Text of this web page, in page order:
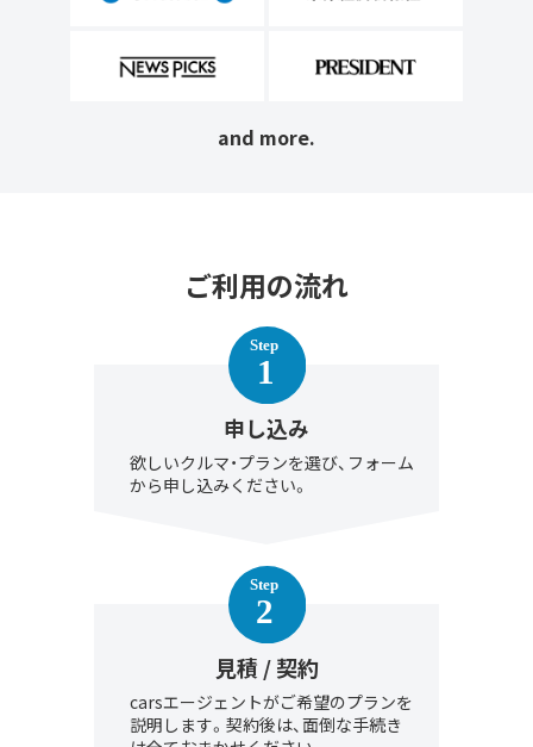
and more.
ご利用の流れ
申し込み
欲しいクルマ・プランを選び、フォーム
から申し込みください。
見積 / 契約
carsエージェントがご希望のプランを
説明します。契約後は、面倒な手続き